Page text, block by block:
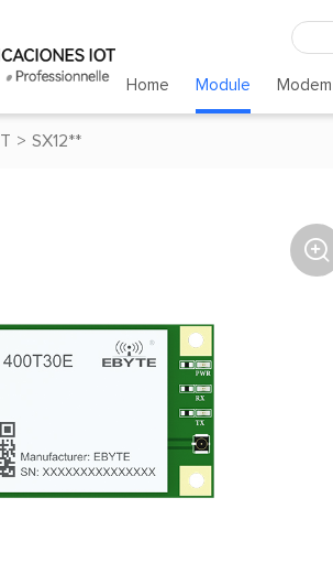
Home Module Modem
> SX12**
